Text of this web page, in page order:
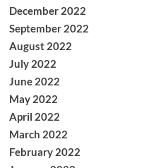
December 2022
September 2022
August 2022
July 2022
June 2022
May 2022
April 2022
March 2022
February 2022